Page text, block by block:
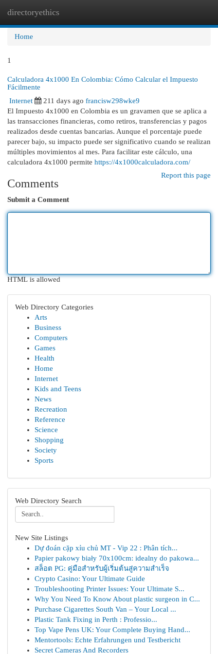
directoryethics
Home
1
Calculadora 4x1000 En Colombia: Cómo Calcular el Impuesto
Fácilmente
Internet
211 days ago francisw298wke9
El Impuesto 4x1000 en Colombia es un gravamen que se aplica a
las transacciones financieras, como retiros, transferencias y pagos
realizados desde cuentas bancarias. Aunque el porcentaje puede
parecer bajo, su impacto puede ser significativo cuando se realizan
múltiples movimientos al mes. Para facilitar este cálculo, una
calculadora 4x1000 permite https://4x1000calculadora.com/
Report this page
Comments
Submit a Comment
HTML is allowed
Web Directory Categories
Arts
Business
Computers
Games
Health
Home
Internet
Kids and Teens
News
Recreation
Reference
Science
Shopping
Society
Sports
Web Directory Search
New Site Listings
Dự đoán cặp xỉu chủ MT - Vip 22 : Phân tích...
Papier pakowy biały 70x100cm: idealny do pakowa...
สล็อต PG: คู่มือสำหรับผู้เริ่มต้นสู่ความสำเร็จ
Crypto Casino: Your Ultimate Guide
Troubleshooting Printer Issues: Your Ultimate S...
Why You Need To Know About plastic surgeon in C...
Purchase Cigarettes South Van – Your Local ...
Plastic Tank Fixing in Perth : Professio...
Top Vape Pens UK: Your Complete Buying Hand...
Mentortools: Echte Erfahrungen und Testbericht
Secret Cameras And Recorders